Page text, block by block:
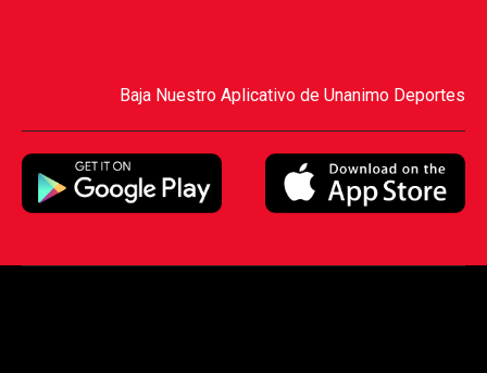
Baja Nuestro Aplicativo de Unanimo Deportes